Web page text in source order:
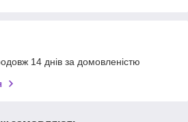
14 днів за домовленістю